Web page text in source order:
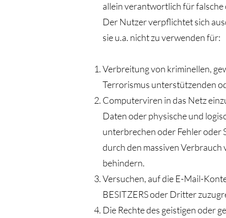
allein verantwortlich für falsche
Der Nutzer verpflichtet sich
sie u.a. nicht zu verwenden für:
Verbreitung von kriminellen,
Terrorismus unterstützenden
Computerviren in das Netz
Daten oder physische und
unterbrechen oder Fehler oder
durch den massiven
behindern.
Versuchen, auf die E-Mail-
BESITZERS oder Dritter
Die Rechte des geistigen oder